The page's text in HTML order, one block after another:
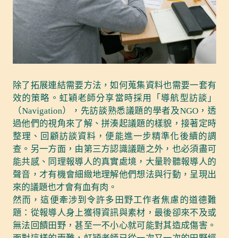
除了拓展連結需要方法，如何蒐集資料也需要一套有
效的策略。虹穎老師分享當時採用「導航型訪談」
（Navigation），先訪談熟悉議題的學者及NGO，透
過他們的視角來了解、拼湊起議題的樣貌，接著定時
整理、回顧訪談資料，便能進一步精準化後續的調
查。另一方面，由第三方認識議題之外，也必須盡可
能共感、同理報導人的真實處境，大量聆聽報導人的
聲音，才有機會細緻地理解他們想法與行動，呈現出
來的議題也才會有血有肉。
然而，這便牽涉到令許多田野工作者焦慮的道德難
題：從報導人身上獲得資訊與素材，最後卻來不及或
無法回饋田野，甚至一不小心就可能對其造成傷害。